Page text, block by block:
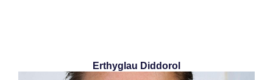
Erthyglau Diddorol